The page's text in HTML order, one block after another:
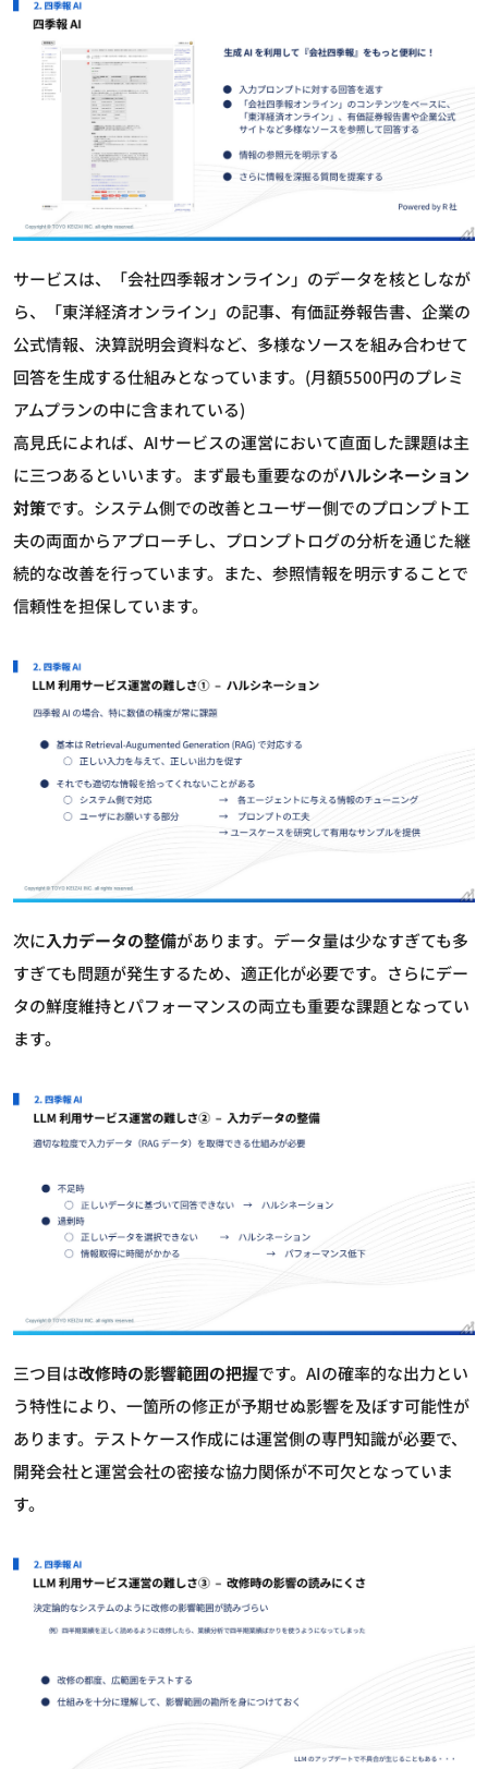
サービスは、「会社四季報オンライン」のデータを核としなが
ら、「東洋経済オンライン」の記事、有価証券報告書、企業の
公式情報、決算説明会資料など、多様なソースを組み合わせて
回答を生成する仕組みとなっています。(月額5500円のプレミ
アムプランの中に含まれている)
高見氏によれば、AIサービスの運営において直面した課題は主
に三つあるといいます。まず最も重要なのがハルシネーション
対策です。システム側での改善とユーザー側でのプロンプト工
夫の両面からアプローチし、プロンプトログの分析を通じた継
続的な改善を行っています。また、参照情報を明示することで
信頼性を担保しています。
次に入力データの整備があります。データ量は少なすぎても多
すぎても問題が発生するため、適正化が必要です。さらにデー
タの鮮度維持とパフォーマンスの両立も重要な課題となってい
ます。
三つ目は改修時の影響範囲の把握です。AIの確率的な出力とい
う特性により、一箇所の修正が予期せぬ影響を及ぼす可能性が
あります。テストケース作成には運営側の専門知識が必要で、
開発会社と運営会社の密接な協力関係が不可欠となっていま
す。